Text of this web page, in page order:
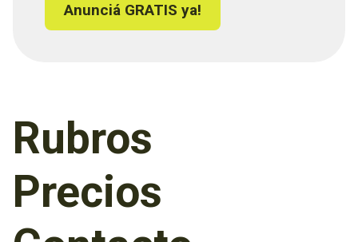
Anunciá GRATIS ya!
Rubros
Precios